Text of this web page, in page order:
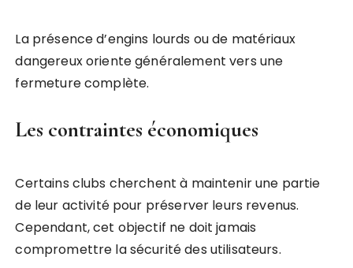
La présence d’engins lourds ou de matériaux
dangereux oriente généralement vers une
fermeture complète.
Les contraintes économiques
Certains clubs cherchent à maintenir une partie
de leur activité pour préserver leurs revenus.
Cependant, cet objectif ne doit jamais
compromettre la sécurité des utilisateurs.